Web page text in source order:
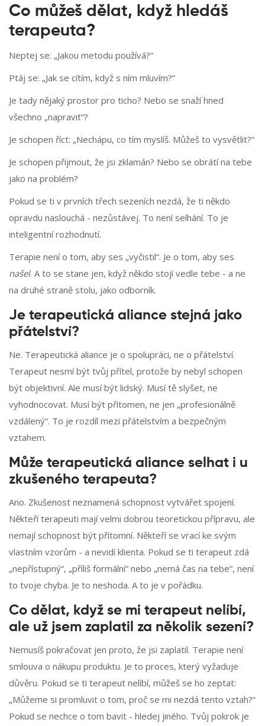
Co můžeš dělat, když hledáš
terapeuta?
Neptej se: „Jakou metodu používá?“
Ptáj se: „Jak se cítím, když s ním mluvím?“
Je tady nějaký prostor pro ticho? Nebo se snaží hned
všechno „napravit“?
Je schopen říct: „Nechápu, co tím myslíš. Můžeš to vysvětlit?“
Je schopen přijmout, že jsi zklamán? Nebo se obrátí na tebe
jako na problém?
Pokud se ti v prvních třech sezeních nezdá, že ti někdo
opravdu naslouchá - nezůstávej. To není selhání. To je
inteligentní rozhodnutí.
Terapie není o tom, aby ses „vyčistil“. Je o tom, aby ses
našel. A to se stane jen, když někdo stojí vedle tebe - a ne
na druhé straně stolu, jako odborník.
Je terapeutická aliance stejná jako
přátelství?
Ne. Terapeutická aliance je o spolupráci, ne o přátelství.
Terapeut nesmí být tvůj přítel, protože by nebyl schopen
být objektivní. Ale musí být lidský. Musí tě slyšet, ne
vyhodnocovat. Musí být přítomen, ne jen „profesionálně
vzdálený“. To je rozdíl mezi přátelstvím a bezpečným
vztahem.
Může terapeutická aliance selhat i u
zkušeného terapeuta?
Ano. Zkušenost neznamená schopnost vytvářet spojení.
Někteří terapeuti mají velmi dobrou teoretickou přípravu, ale
nemají schopnost být přítomní. Někteří se vrací ke svým
vlastním vzorům - a nevidí klienta. Pokud se ti terapeut zdá
„nepřístupný“, „příliš formální“ nebo „nemá čas na tebe“, není
to tvoje chyba. Je to neshoda. A to je v pořádku.
Co dělat, když se mi terapeut nelíbí,
ale už jsem zaplatil za několik sezení?
Nemusíš pokračovat jen proto, že jsi zaplatil. Terapie není
smlouva o nákupu produktu. Je to proces, který vyžaduje
důvěru. Pokud se ti terapeut nelíbí, můžeš se ho zeptat:
„Můžeme si promluvit o tom, proč se mi nezdá tento vztah?“
Pokud se nechce o tom bavit - hledej jiného. Tvůj pokrok je